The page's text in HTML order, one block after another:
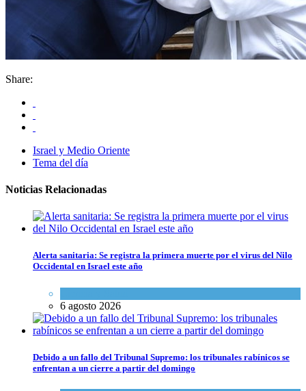
Share:
Israel y Medio Oriente
Tema del día
Noticias Relacionadas
Alerta sanitaria: Se registra la primera muerte por el virus del Nilo
Occidental en Israel este año
6 agosto 2026
Debido a un fallo del Tribunal Supremo: los tribunales rabínicos se
enfrentan a un cierre a partir del domingo